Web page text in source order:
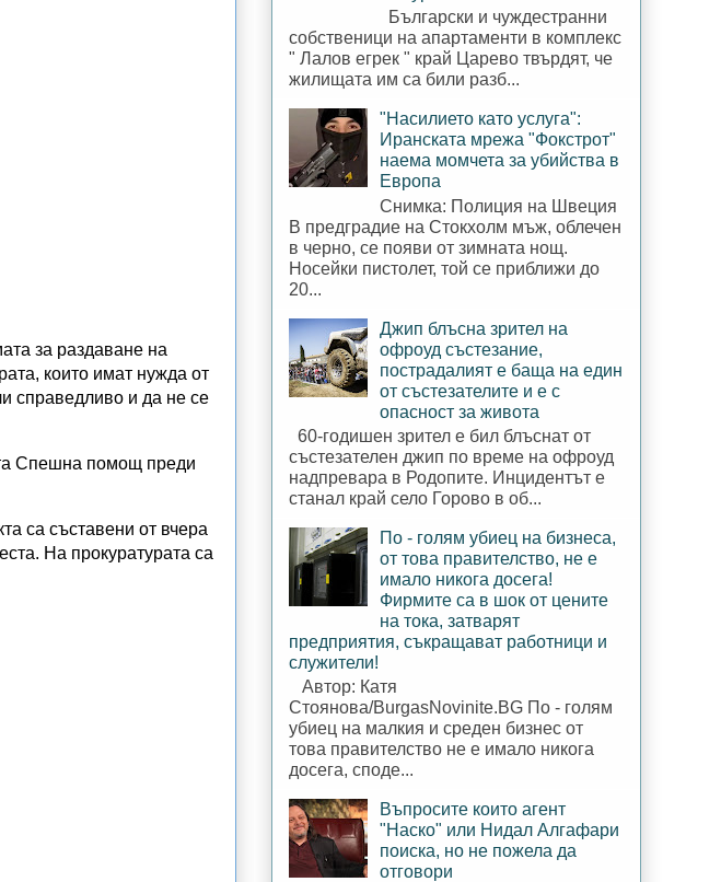
за раздаване на
които имат нужда от
справедливо и да не се
Спешна помощ преди
са съставени от вчера
На прокуратурата са
Български и чуждестранни
собственици на апартаменти в комплекс
" Лалов егрек " край Царево твърдят, че
жилищата им са били разб...
"Насилието като услуга":
Иранската мрежа "Фокстрот"
наема момчета за убийства в
Европа
Снимка: Полиция на Швеция
В предградие на Стокхолм мъж, облечен
в черно, се появи от зимната нощ.
Носейки пистолет, той се приближи до
20...
Джип блъсна зрител на
офроуд състезание,
пострадалият е баща на един
от състезателите и е с
опасност за живота
60-годишен зрител е бил блъснат от
състезателен джип по време на офроуд
надпревара в Родопите. Инцидентът е
станал край село Горово в об...
По - голям убиец на бизнеса,
от това правителство, не е
имало никога досега!
Фирмите са в шок от цените
на тока, затварят
предприятия, съкращават работници и
служители!
Автор: Катя
Стоянова/BurgasNovinite.BG По - голям
убиец на малкия и среден бизнес от
това правителство не е имало никога
досега, споде...
Въпросите които агент
"Наско" или Нидал Алгафари
поиска, но не пожела да
отговори